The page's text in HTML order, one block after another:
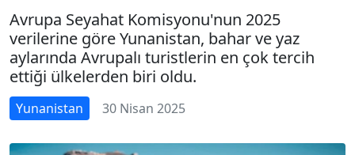
Avrupa Seyahat Komisyonu'nun 2025
verilerine göre Yunanistan, bahar ve yaz
aylarında Avrupalı turistlerin en çok tercih
ettiği ülkelerden biri oldu.
Yunanistan 30 Nisan 2025